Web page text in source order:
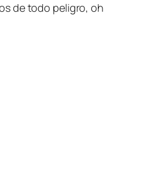
de todo peligro, oh